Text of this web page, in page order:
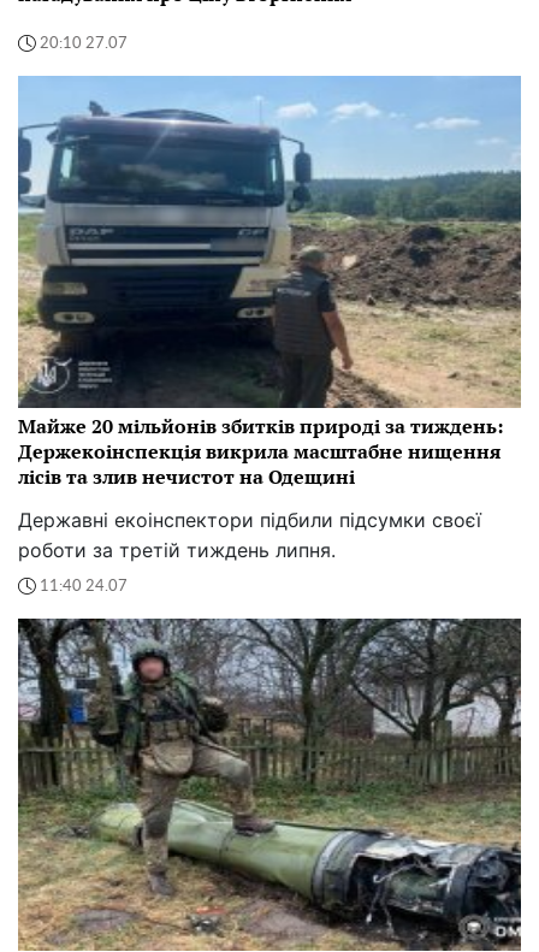
20:10 27.07
Майже 20 мільйонів збитків природі за тиждень:
Держекоінспекція викрила масштабне нищення
лісів та злив нечистот на Одещині
Державні екоінспектори підбили підсумки своєї
роботи за третій тиждень липня.
11:40 24.07